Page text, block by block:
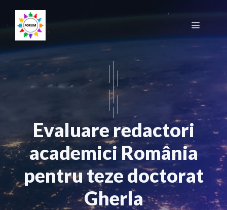
conținut
Meniu
Evaluare redactori
academici România
pentru teze doctorat
Gherla